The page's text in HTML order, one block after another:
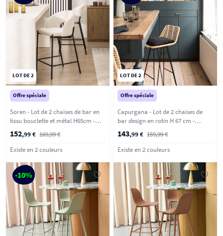
LOT DE 2
Offre spéciale
Soren - Lot de 2 chaises de bar en
tissu bouclette et métal H65cm -
Ecru
152,99 € 169,99 €
Existe en 2 couleurs
LOT DE 2
Offre spéciale
Capurgana - Lot de 2 chaises de
bar design en rotin H 67 cm -
Naturel
143,99 € 159,99 €
Existe en 2 couleurs
-10%